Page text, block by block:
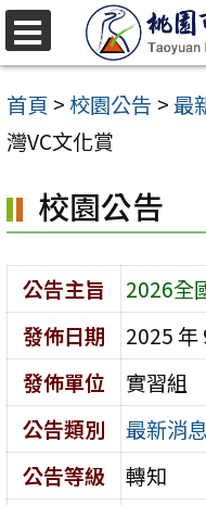
跳
至
主
要
容
區
首頁 >校園公告 >最
灣VC文化賞
校園公告
公告主旨
2026全
發佈日期
2025 年
發佈單位
實習組
公告類別
最新消息
公告等級
轉知
選
單